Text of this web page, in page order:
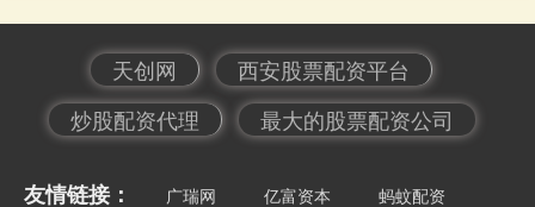
天创网
西安股票配资平台
炒股配资代理
最大的股票配资公司
友情链接： 广瑞网 亿富资本 蚂蚊配资